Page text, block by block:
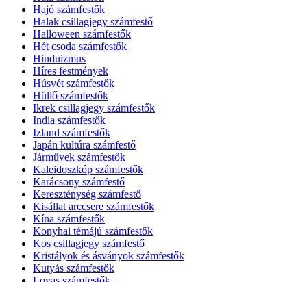
Hajó számfestők
Halak csillagjegy számfestő
Halloween számfestők
Hét csoda számfestők
Hinduizmus
Híres festmények
Húsvét számfestők
Hüllő számfestők
Ikrek csillagjegy számfestők
India számfestők
Izland számfestők
Japán kultúra számfestő
Járművek számfestők
Kaleidoszkóp számfestők
Karácsony számfestő
Kereszténység számfestő
Kisállat arccsere számfestők
Kína számfestők
Konyhai témájú számfestők
Kos csillagjegy számfestő
Kristályok és ásványok számfestők
Kutyás számfestők